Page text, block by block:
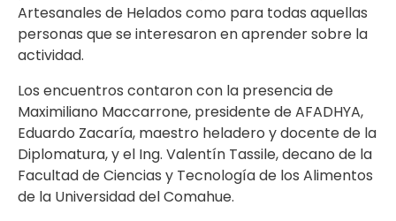
Artesanales de Helados como para todas aquellas
personas que se interesaron en aprender sobre la
actividad.
Los encuentros contaron con la presencia de
Maximiliano Maccarrone, presidente de AFADHYA,
Eduardo Zacaría, maestro heladero y docente de la
Diplomatura, y el Ing. Valentín Tassile, decano de la
Facultad de Ciencias y Tecnología de los Alimentos
de la Universidad del Comahue.